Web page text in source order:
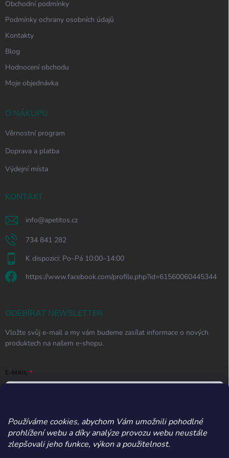
Používáme cookies, abychom Vám umožnili pohodlné
prohlížení webu a díky analýze provozu webu neustále
zlepšovali jeho funkce, výkon a použitelnost.
Obchodní podmínky
Podmínky ochrany osobních údajů
Kontakty
Blog
Hodnocení obchodu
Moje objednávka
O NÁKUPU
Věrnostní program
Doprava a platba
Výdejní místa
KONTAKT
info@apetitos.cz
734 841 282
K dispozici: Po–Pá 10:00–14:00
https://www.facebook.com/profile.php?id=61560060445344
ODEBÍRAT NEWSLETTER
Vložte svůj e-mail a my vám budeme zasílat informace o nových
produktech na našem e-shopu.
E-MAIL
Vložením e-mailu souhlasíte spodmínkami ochrany osobních údajů
Přihlásit se